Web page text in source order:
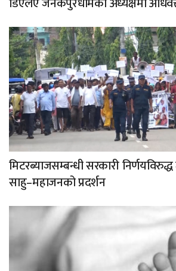
मिटरब्याजसम्बन्धी सरकारी
साहु–महाजनको प्रदर्शन